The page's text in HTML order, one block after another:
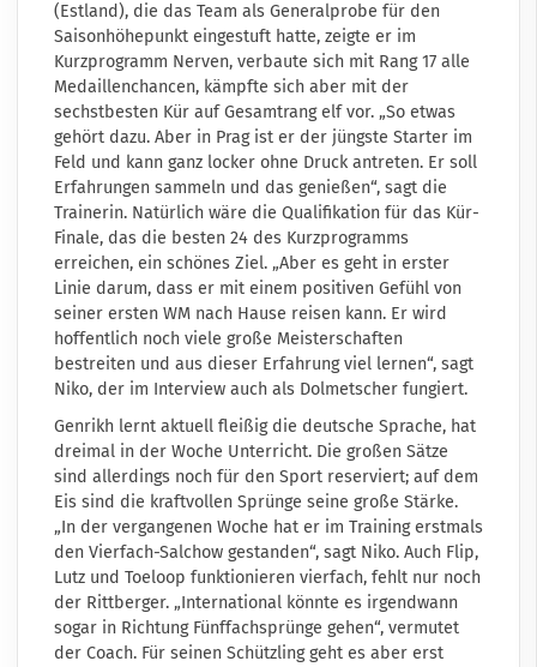
(Estland), die das Team als Generalprobe für den
Saisonhöhepunkt eingestuft hatte, zeigte er im
Kurzprogramm Nerven, verbaute sich mit Rang 17 alle
Medaillenchancen, kämpfte sich aber mit der
sechstbesten Kür auf Gesamtrang elf vor. „So etwas
gehört dazu. Aber in Prag ist er der jüngste Starter im
Feld und kann ganz locker ohne Druck antreten. Er soll
Erfahrungen sammeln und das genießen“, sagt die
Trainerin. Natürlich wäre die Qualifikation für das Kür-
Finale, das die besten 24 des Kurzprogramms
erreichen, ein schönes Ziel. „Aber es geht in erster
Linie darum, dass er mit einem positiven Gefühl von
seiner ersten WM nach Hause reisen kann. Er wird
hoffentlich noch viele große Meisterschaften
bestreiten und aus dieser Erfahrung viel lernen“, sagt
Niko, der im Interview auch als Dolmetscher fungiert.
Genrikh lernt aktuell fleißig die deutsche Sprache, hat
dreimal in der Woche Unterricht. Die großen Sätze
sind allerdings noch für den Sport reserviert; auf dem
Eis sind die kraftvollen Sprünge seine große Stärke.
„In der vergangenen Woche hat er im Training erstmals
den Vierfach-Salchow gestanden“, sagt Niko. Auch Flip,
Lutz und Toeloop funktionieren vierfach, fehlt nur noch
der Rittberger. „International könnte es irgendwann
sogar in Richtung Fünffachsprünge gehen“, vermutet
der Coach. Für seinen Schützling geht es aber erst